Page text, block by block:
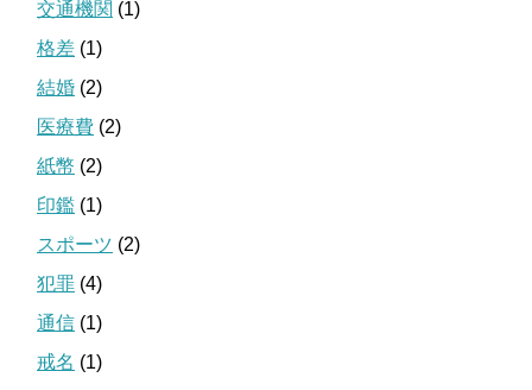
交通機関 (1)
格差 (1)
結婚 (2)
医療費 (2)
紙幣 (2)
印鑑 (1)
スポーツ (2)
犯罪 (4)
通信 (1)
戒名 (1)